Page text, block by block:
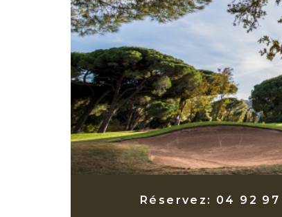
Réservez: 04 92 97